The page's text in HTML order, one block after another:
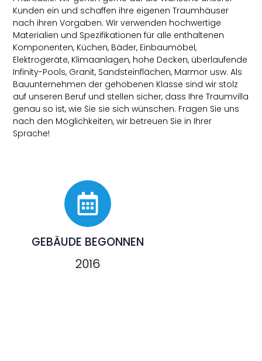
Kunden ein und schaffen ihre eigenen Traumhäuser
nach ihren Vorgaben. Wir verwenden hochwertige
Materialien und Spezifikationen für alle enthaltenen
Komponenten, Küchen, Bäder, Einbaumöbel,
Elektrogeräte, Klimaanlagen, hohe Decken, überlaufende
Infinity-Pools, Granit, Sandsteinflächen, Marmor usw. Als
Bauunternehmen der gehobenen Klasse sind wir stolz
auf unseren Beruf und stellen sicher, dass Ihre Traumvilla
genau so ist, wie Sie sie sich wünschen. Fragen Sie uns
nach den Möglichkeiten, wir betreuen Sie in Ihrer
Sprache!
GEBÄUDE BEGONNEN
2016